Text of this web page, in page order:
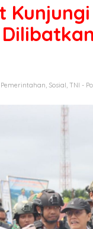
Pemerintahan, Sosial, TNI -